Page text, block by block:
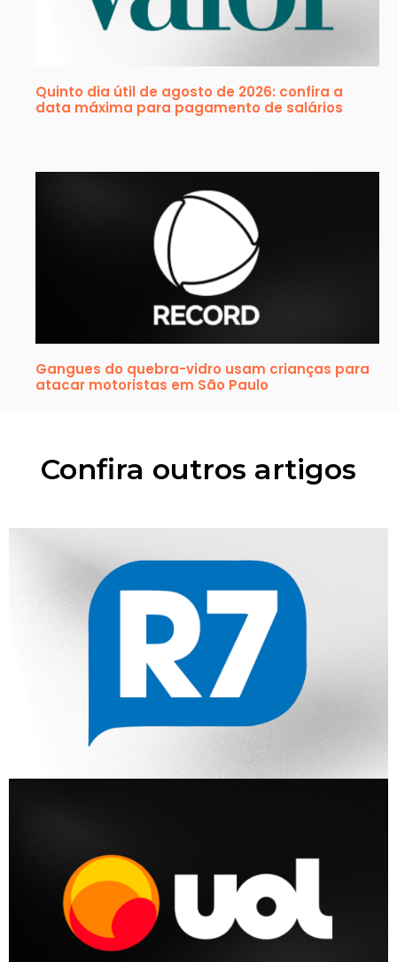
Quinto dia útil de agosto de 2026: confira a
data máxima para pagamento de salários
Gangues do quebra-vidro usam crianças para
atacar motoristas em São Paulo
Confira outros artigos